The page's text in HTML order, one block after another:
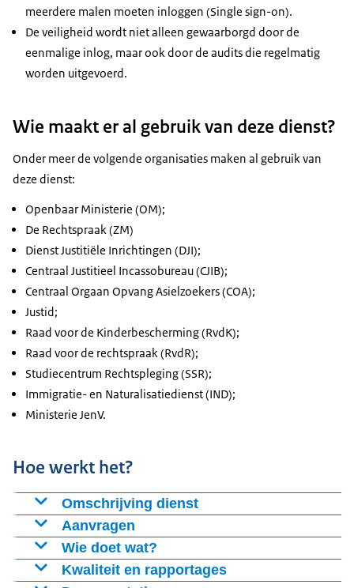
meerdere malen moeten inloggen (Single sign-on).
De veiligheid wordt niet alleen gewaarborgd door de
eenmalige inlog, maar ook door de audits die regelmatig
worden uitgevoerd.
Wie maakt er al gebruik van deze dienst?
Onder meer de volgende organisaties maken al gebruik van
deze dienst:
Openbaar Ministerie (OM);
De Rechtspraak (ZM)
Dienst Justitiële Inrichtingen (DJI);
Centraal Justitieel Incassobureau (CJIB);
Centraal Orgaan Opvang Asielzoekers (COA);
Justid;
Raad voor de Kinderbescherming (RvdK);
Raad voor de rechtspraak (RvdR);
Studiecentrum Rechtspleging (SSR);
Immigratie- en Naturalisatiedienst (IND);
Ministerie JenV.
Hoe werkt het?
Omschrijving dienst
De Federatieve Service zorgt ervoor dat gebruikers
kunnen inloggen op webapplicaties van JenV, zoals bijv.
P-Direkt, Drife, DigiJust en het ketenportaal van het
Aanvragen
Beschikbaarheid
Deze dienst is beschikbaar voor alle organisaties die
Wie doet wat?
Wat doet u?
Kwaliteit en rapportages